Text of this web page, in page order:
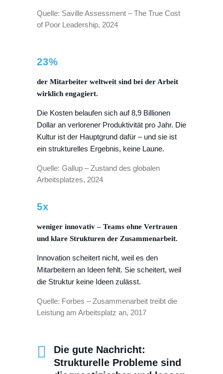
Quelle: Saville Assessment – The True Cost
of Poor Leadership, 2024
23%
der Mitarbeiter weltweit sind bei der Arbeit
wirklich engagiert.
Die Kosten belaufen sich auf 8,9 Billionen
Dollar an verlorener Produktivität pro Jahr. Die
Kultur ist der Hauptgrund dafür – und sie ist
ein strukturelles Ergebnis, keine Laune.
Quelle: Gallup – Zustand des globalen
Arbeitsplatzes, 2024
5x
weniger innovativ – Teams ohne Vertrauen
und klare Strukturen der Zusammenarbeit.
Innovation scheitert nicht, weil es den
Mitarbeitern an Ideen fehlt. Sie scheitert, weil
die Struktur keine Ideen zulässt.
Quelle: Forbes – Zusammenarbeit treibt die
Leistung am Arbeitsplatz an, 2017
Die gute Nachricht:
Strukturelle Probleme sind